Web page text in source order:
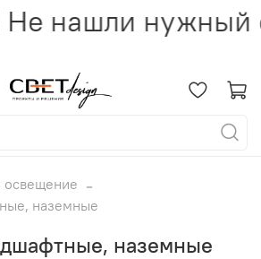
нашли нужный
освещение
наземные
наземные